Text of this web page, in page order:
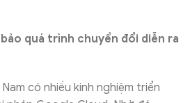
quá trình chuyển đổi diễn ra
có nhiều kinh nghiệm triển